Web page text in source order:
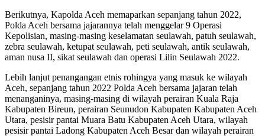
Berikutnya, Kapolda Aceh memaparkan sepanjang tahun 2022,
Polda Aceh bersama jajarannya telah menggelar 9 Operasi
Kepolisian, masing-masing keselamatan seulawah, patuh seulawah,
zebra seulawah, ketupat seulawah, peti seulawah, antik seulawah,
aman nusa II, sikat seulawah dan operasi Lilin Seulawah 2022.
Lebih lanjut penangangan etnis rohingya yang masuk ke wilayah
Aceh, sepanjang tahun 2022 Polda Aceh bersama jajaran telah
menanganinya, masing-masing di wilayah perairan Kuala Raja
Kabupaten Bireun, perairan Seunudon Kabupaten Kabupaten Aceh
Utara, pesisir pantai Muara Batu Kabupaten Aceh Utara, wilayah
pesisir pantai Ladong Kabupaten Aceh Besar dan wilayah perairan